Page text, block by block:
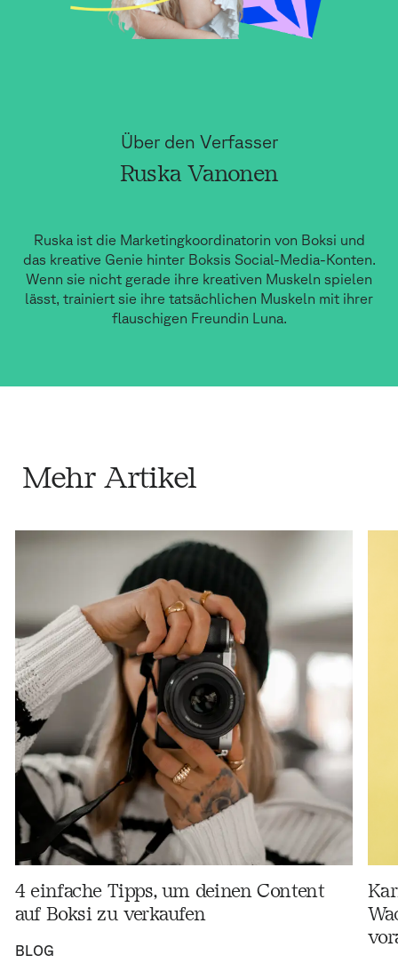
Über den Verfasser
Ruska Vanonen
Ruska ist die Marketingkoordinatorin von Boksi und
das kreative Genie hinter Boksis Social-Media-Konten.
Wenn sie nicht gerade ihre kreativen Muskeln spielen
lässt, trainiert sie ihre tatsächlichen Muskeln mit ihrer
flauschigen Freundin Luna.
Mehr Artikel
4 einfache Tipps, um deinen Content
auf Boksi zu verkaufen
BLOG